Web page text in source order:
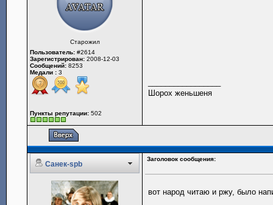
Старожил
Пользователь: #2614
Зарегистрирован: 2008-12-03
Сообщений: 8253
Медали : 3
Пункты репутации: 502
Шорох женьшеня
Санек-spb
Заголовок сообщения:
вот народ читаю и ржу, было